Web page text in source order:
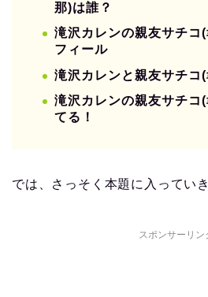
那)は誰？
滝沢カレンの親友サチコ
フィール
滝沢カレンと親友サチコ
滝沢カレンの親友サチコ
てる！
では、さっそく本題に入ってい
スポンサーリン